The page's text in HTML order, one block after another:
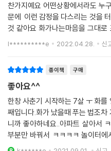
순하지만, 직관적으로 표현되어 있
고스란히 느낄 수 있답니다.
특히 아이가 펑펑 우는 장면이나
하지요. 화가 가득한 앞부분은 붉은
록 푸른색과 밝고 따뜻한 색감으로
이는 다시 맑고 평안한 모습을 하고
을 넘기면서 주인공 아이와 공감하
‘화’라는 감정의 변화를 구체적인
담백하지만 강렬하게 연출한 것이
양한 어린이 책의 일러스트레이션
찬가지예요 어떤상황에서라도 누구나 화가날 수 있기 때
문에 이런 감정을 다스리는 것을 터득하는게 가장 중요한
것 같아요 화가나는마음을 그대로 표출하거나 참거나 하
는 방법은 옳지 않다는걸 우리아
l**********e 2022.04.28. 신
종이책 구매
좋아요^^
한창 사춘기 시작하는 7살 ㅜ 화를
째입니다.화가 났을때 푸는 법조
니까 좋아하네요..아파트 살아서
부분만 바꿔서 ㅋㅋㅋㅋ 놀이터
나머진 다 공감해요^^ 어른인 저